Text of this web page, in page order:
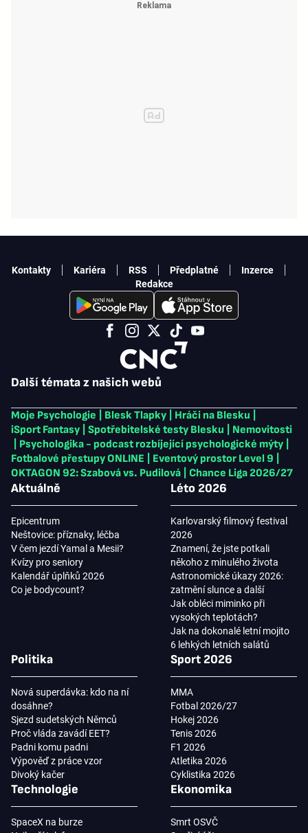
Další témata z našich webů
Moje Psychologie Blesk Tlapky Hráči na Blesku
iSport Fantasy
Spotřebitelské testy Blesku
Nemovitosti
Psychologika - podcast rozbíjející psychologické mýty
Fotbalové přestupy ONLINE
Eventový prostor Level 9
OKTAGON 92: Szabová vs. Pudilová
Chance Liga 2026/27
Aktuálně
Epicentrum
Neštovice: příznaky, léčba
V čem jezdí Yamal a Mesii?
Kvízy pro seniory
Kalendář úplňků 2026
Co je bodycount?
Léto 2026
Karlovarský filmový festival
2026
Znamení, že jste potkali
někoho z minulého života
Astronomické úkazy 2026:
zatmění slunce a další
Jak obléci miminko při
vysokých teplotách?
Jak na dokonalé letní mojito
6 lehkých letních salátů
Politika
Nová superdávka: kdo na ní
dosáhne?
Sjezd sudetských Němců
Proč vláda zavádí EET?
Padni komu padni
Výpověď z práce vzor
Divoký kačer
Sport 2026
MMA
Fotbal 2026/27
Hokej 2026
Tenis 2026
F1 2026
Atletika 2026
Cyklistika 2026
Technologie
SpaceX na burze
Ekonomika
Smrt OSVČ
Kontakty Kariéra RSS Předplatné
Inzerce
Redakce